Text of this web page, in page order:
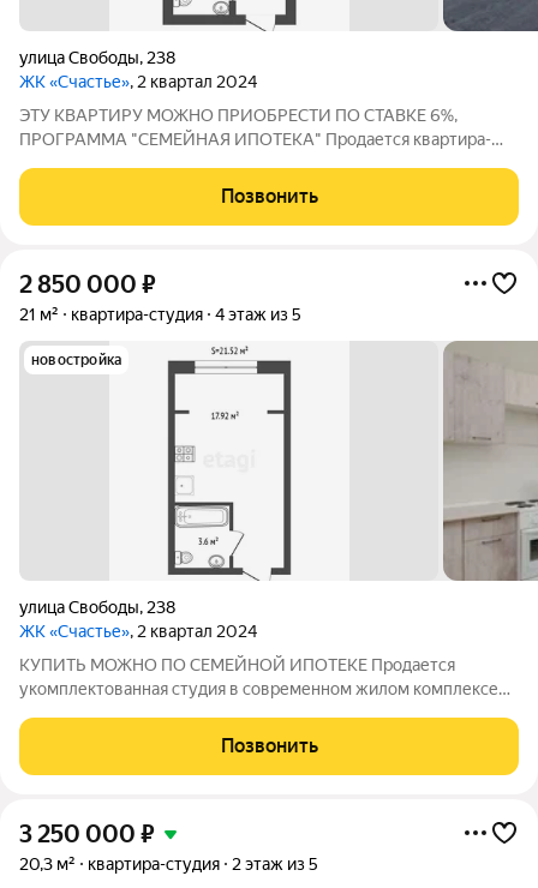
улица Свободы, 238
ЖК «Счастье», 2 квартал 2024
ЭТУ КВАРТИРУ МОЖНО ПРИОБРЕСТИ ПО СТАВКЕ 6%,
ПРОГРАММА "СЕМЕЙНАЯ ИПОТЕКА" Продается квартира-
идеально подходит для комфортной жизни или выгодного
инвестирования. Квартира уже оснащена
Позвонить
2 850 000 ₽
21 м² квартира-студия 4 этаж из 5
новостройка
улица Свободы, 238
ЖК «Счастье», 2 квартал 2024
КУПИТЬ МОЖНО ПО СЕМЕЙНОЙ ИПОТЕКЕ Продается
укомплектованная студия в современном жилом комплексе
выполнен хороший ремонт, всё новое, никто не проживал, при
продаже вся мебель остаётся В квартире
Позвонить
3 250 000 ₽
20,3 м² квартира-студия 2 этаж из 5